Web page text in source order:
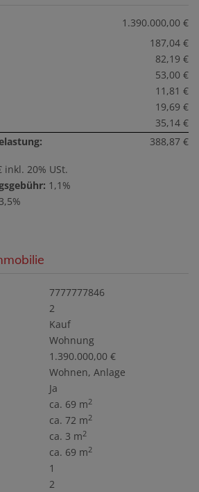
1.390.000,00 €
187,04 €
82,19 €
53,00 €
11,81 €
19,69 €
35,14 €
388,87 €
inkl. 20% USt.
1,1%
3,5%
7777777846
2
Kauf
Wohnung
1.390.000,00 €
Wohnen Anlage
Ja
ca. 69 m2
ca. 72 m2
ca. 3 m2
ca. 69 m2
1
2